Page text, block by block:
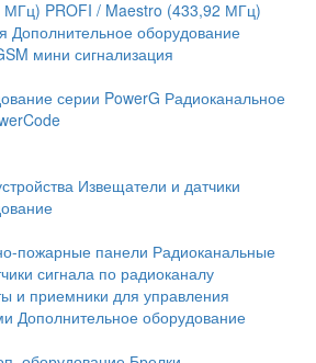
МГц) PROFI / Maestro (433,92 МГц)
Дополнительное оборудование
мини сигнализация
серии PowerG Радиоканальное
Извещатели и датчики
пожарные панели Радиоканальные
сигнала по радиоканалу
и приемники для управления
Дополнительное оборудование